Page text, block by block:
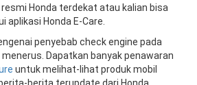
resmi Honda terdekat atau kalian bisa
aplikasi Honda E-Care.
penyebab check engine pada
Dapatkan banyak penawaran
untuk melihat-lihat produk mobil
berita terupdate dari Honda